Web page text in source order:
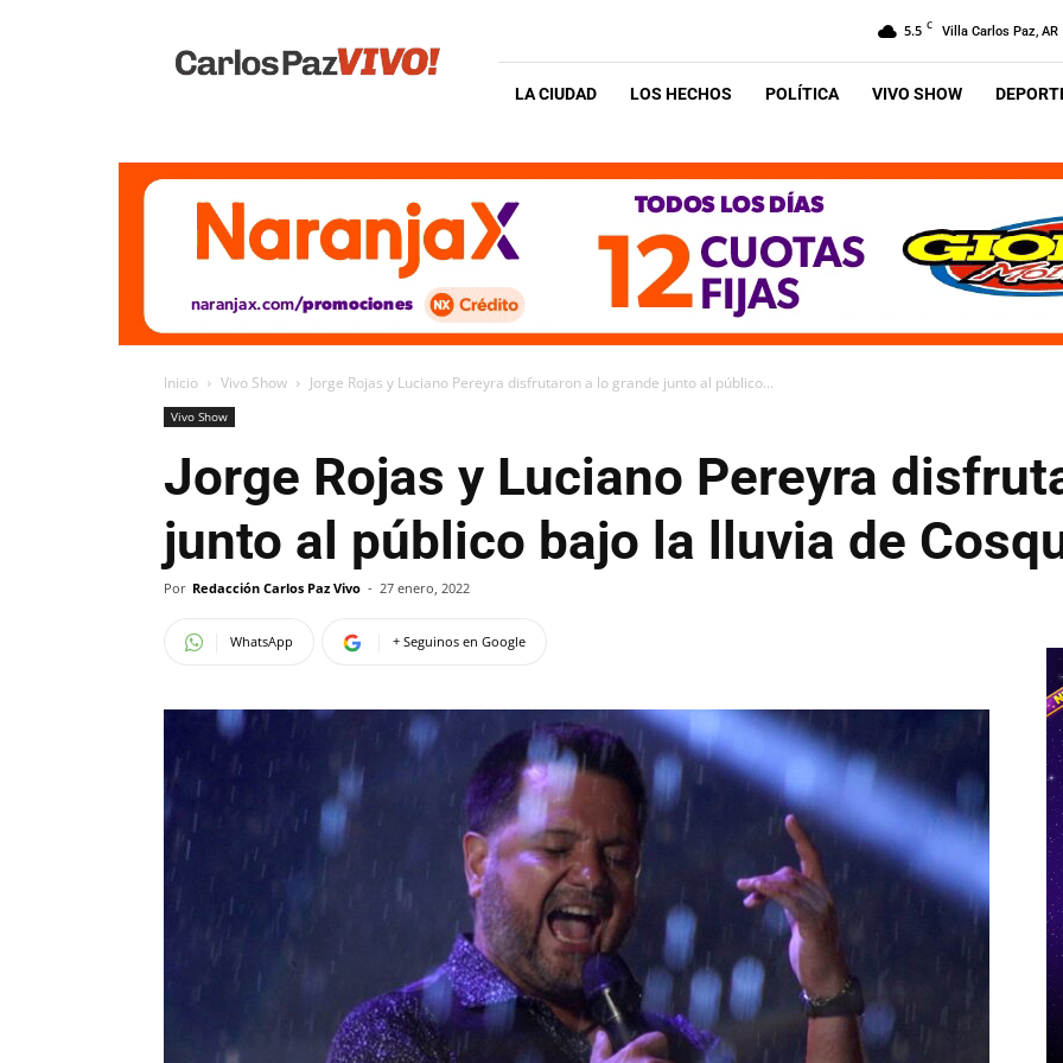
Vivo
5.5 C Villa Carlos Paz, AR
LA CIUDAD LOS HECHOS POLÍTICA VIVO SHOW
Inicio Vivo Show Jorge Rojas y Luciano Pereyra disfrutaron a lo grande junto al público...
Vivo Show
Jorge Rojas y Luciano Pereyra
junto al público bajo la lluvia de
Por Redacción Carlos Paz Vivo - 27 enero, 2022
WhatsApp + Seguinos en Google